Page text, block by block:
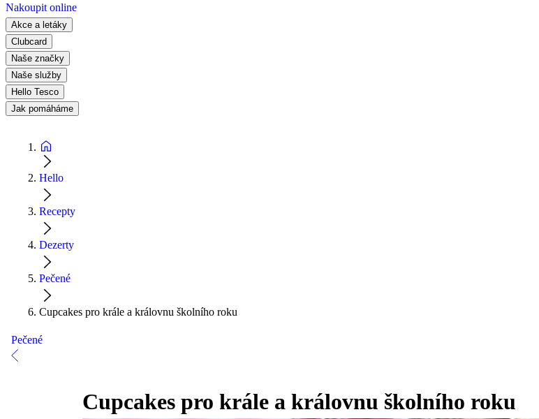
Nakoupit online
Akce a letáky
Clubcard
Naše značky
Naše služby
Hello Tesco
Jak pomáháme
Hello
Recepty
Dezerty
Pečené
Cupcakes pro krále a královnu školního roku
Pečené
Cupcakes pro krále a královnu školního roku